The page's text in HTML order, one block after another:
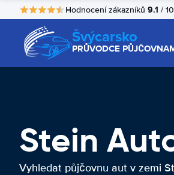
Hodnocení zákazníků 9.1 / 10
Švýcarsko
PRŮVODCE
Stein
Vyhledat půjčovnu aut v zemi